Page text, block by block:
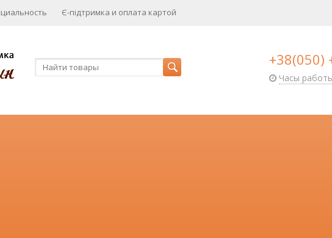
Є-підтримка и оплата картой
+38(050)
Часы